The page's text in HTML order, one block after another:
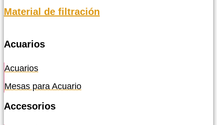
Material de filtración
Acuarios
Acuarios
Mesas para Acuario
Accesorios